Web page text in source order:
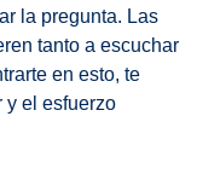
la pregunta. Las
tanto a escuchar
en esto, te
y el esfuerzo